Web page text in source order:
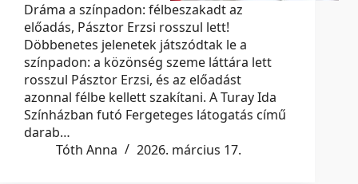
Dráma a színpadon: félbeszakadt az
előadás, Pásztor Erzsi rosszul lett!
Döbbenetes jelenetek játszódtak le a
színpadon: a közönség szeme láttára lett
rosszul Pásztor Erzsi, és az előadást
azonnal félbe kellett szakítani. A Turay Ida
Színházban futó Fergeteges látogatás című
darab…
Tóth Anna
2026. március 17.